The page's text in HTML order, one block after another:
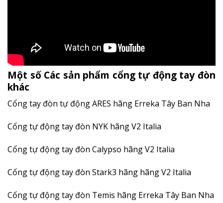
Một số Các sản phẩm cổng tự động tay đòn
khác
Cổng tay đòn tự động ARES hãng Erreka Tây Ban Nha
Cổng tự động tay đòn NYK hãng V2 Italia
Cổng tự động tay đòn Calypso hãng V2 Italia
Cổng tự động tay đòn Stark3 hãng hãng V2 Italia
Cổng tự động tay đòn Temis hãng Erreka Tây Ban Nha